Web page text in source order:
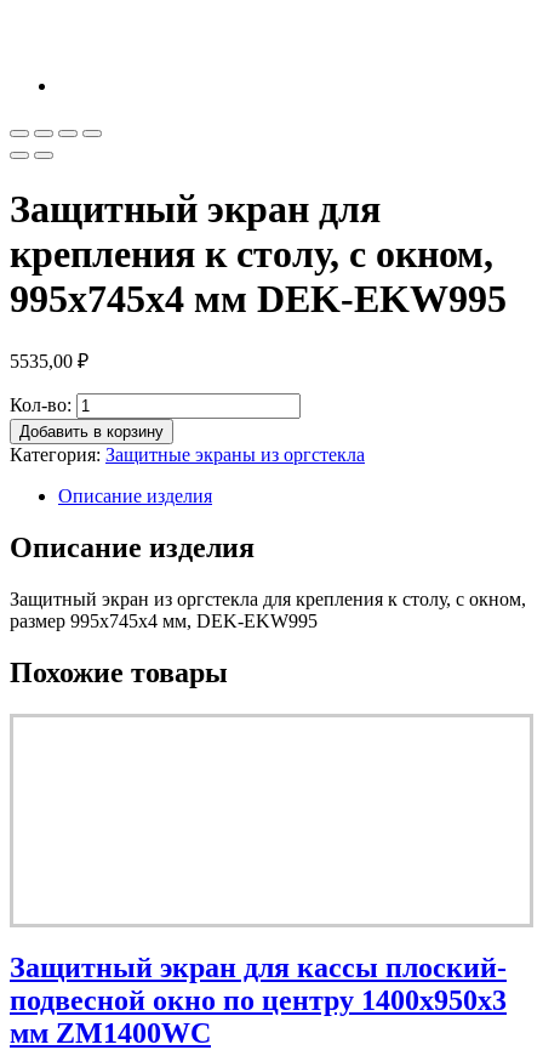
Защитный экран для
крепления к столу, с окном,
995х745х4 мм DEK-EKW995
5535,00 ₽
Кол-во:
Добавить в корзину
Категория: Защитные экраны из оргстекла
Описание изделия
Описание изделия
Защитный экран из оргстекла для крепления к столу, с окном,
размер 995х745х4 мм, DEK-EKW995
Похожие товары
Защитный экран для кассы плоский-
подвесной окно по центру 1400х950х3
мм ZM1400WC